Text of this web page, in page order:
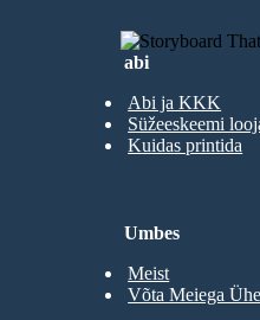
abi
Abi ja KKK
Süžeeskeemi
Kuidas printida
Umbes
Meist
Võta Meiega